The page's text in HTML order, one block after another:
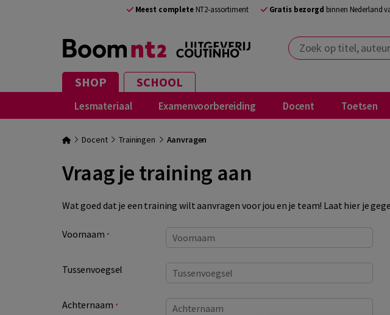
Meest completeNT2-assortiment Gratis bezorgd binnen Nederland
Zoek op titel, auteur,
SHOP SCHOOL
Lesmateriaal Examenvoorbereiding Docent Toetsen
Docent Trainingen Aanvragen
Vraag je training aan
Wat goed dat je een training wilt aanvragen voor jou en je team! Laat hier je
your__lastname
Voornaam *
Tussenvoegsel
Achternaam *